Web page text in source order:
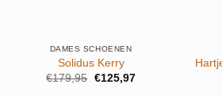
DAMES SCHOENEN
Solidus Kerry
€179,95 Oorspronkelijke
€125,97Huidige